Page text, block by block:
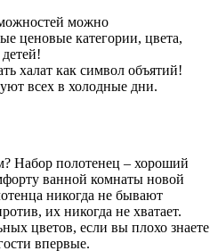
можно
ценовые категории, цвета,
халат как символ объятий!
всех в холодные дни.
Набор полотенец – хороший
ванной комнаты новой
никогда не бывают
их никогда не хватает.
цветов, если вы плохо знаете
впервые.